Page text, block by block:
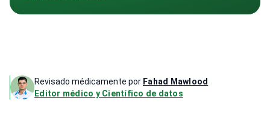
Revisado médicamente por Fahad Mawlood
Editor médico y Científico de datos